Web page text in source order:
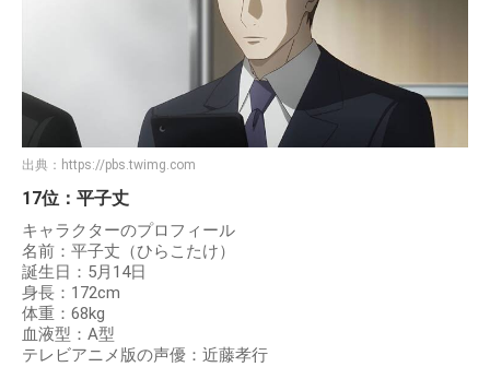
出典： https://pbs.twimg.com
17位：平子丈
キャラクターのプロフィール
名前：平子丈（ひらこたけ）
誕生日：5月14日
身長：172cm
体重：68kg
血液型：A型
テレビアニメ版の声優：近藤孝行